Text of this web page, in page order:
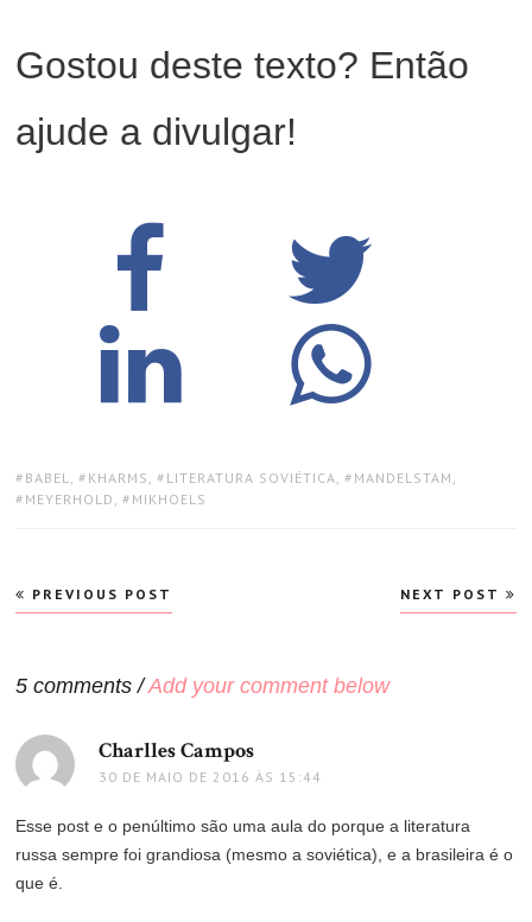
Gostou deste texto? Então
ajude a divulgar!
TAGS:
BABEL, KHARMS , LITERATURA SOVIÉTICA, MANDELSTAM ,
MEYERHOLD , MIKHOELS
Navegação
de
PREVIOUS POST NEXT POST
5 comments /Add your comment below
Charlles Campos
30 DE MAIO DE 2016 ÀS 15:44
Esse post e o penúltimo são uma aula do porque a literatura
russa sempre foi grandiosa (mesmo a soviética), e a brasileira é o
que é.